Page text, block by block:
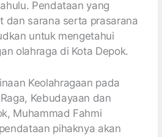
Pendataan yang
dan sarana serta prasarana
untuk mengetahui
olahraga di Kota Depok.
Keolahragaan pada
Kebudayaan dan
Muhammad Fahmi
pihaknya akan